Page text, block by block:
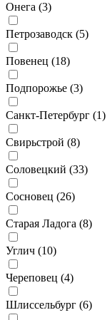
Онега (3)
Петрозаводск (5)
Повенец (18)
Подпорожье (3)
Санкт-Петербург (1)
Свирьстрой (8)
Соловецкий (33)
Сосновец (26)
Старая Ладога (8)
Углич (10)
Череповец (4)
Шлиссельбург (6)